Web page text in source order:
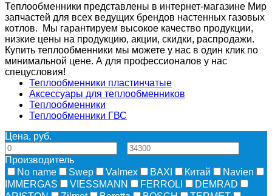
Теплообменники представлены в интернет-магазине Мир
запчастей для всех ведущих брендов настенных газовых
котлов. Мы гарантируем высокое качество продукции,
низкие цены на продукцию, акции, скидки, распродажи.
Купить теплообменники мы можете у нас в один клик по
минимальной цене. А для профессионалов у нас
спецусловия!
Теплообменники пластинчатые
Аксессуары для теплообменников
Теплообменники
Теплообменники ГВС
Цена, руб.
Производитель
No name
Swep Valmex BAXI Китай
Navien
IMMERGAS
VIESSMANN FERROLI
DEMRAD